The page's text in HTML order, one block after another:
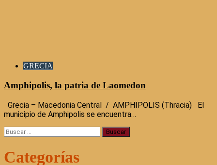
GRECIA
Amphipolis, la patria de Laomedon
Grecia – Macedonia Central / AMPHIPOLIS (Thracia) El
municipio de Amphipolis se encuentra…
Buscar:
Categorías